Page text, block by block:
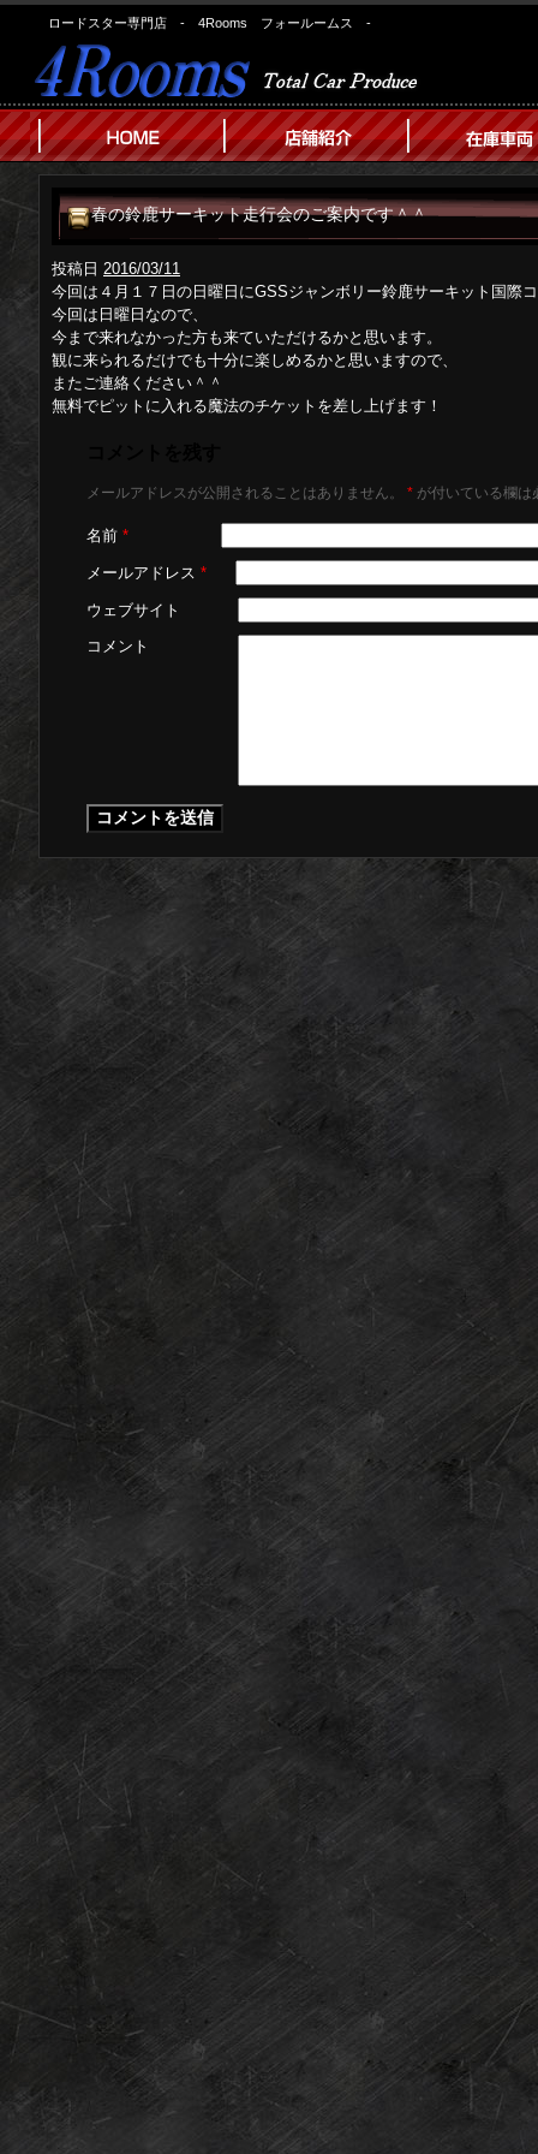
ロードスター専門店 - 4Rooms フォールームス -
春の鈴鹿サーキット走行会のご案内です＾＾
投稿日 2016/03/11
今回は４月１７日の日曜日にGSSジャンボリー鈴鹿サーキット国際
今回は日曜日なので、
今まで来れなかった方も来ていただけるかと思います。
観に来られるだけでも十分に楽しめるかと思いますので、
またご連絡ください＾＾
無料でピットに入れる魔法のチケットを差し上げます！
メールアドレスが公開されることはありません。 * が付いている欄は
名前 *
メールアドレス *
ウェブサイト
コメント